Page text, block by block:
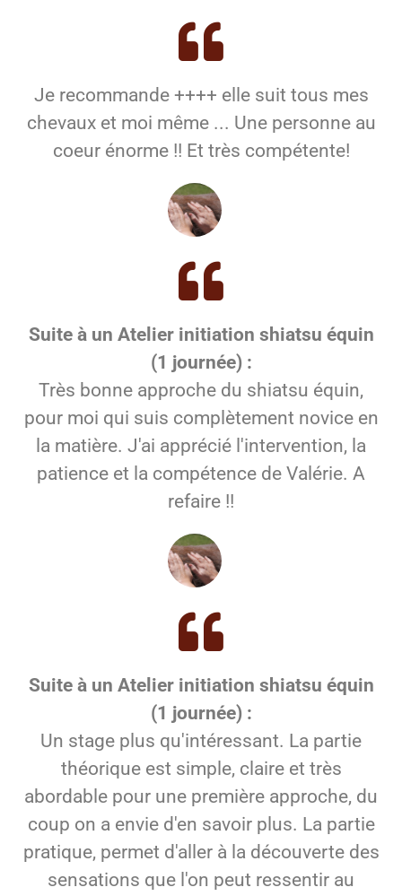
Je recommande ++++ elle suit tous mes
chevaux et moi même ... Une personne au
coeur énorme !! Et très compétente!
Suite à un Atelier initiation shiatsu équin
(1 journée) :
Très bonne approche du shiatsu équin,
pour moi qui suis complètement novice en
la matière. J'ai apprécié l'intervention, la
patience et la compétence de Valérie. A
refaire !!
Suite à un Atelier initiation shiatsu équin
(1 journée) :
Un stage plus qu'intéressant. La partie
théorique est simple, claire et très
abordable pour une première approche, du
coup on a envie d'en savoir plus. La partie
pratique, permet d'aller à la découverte des
sensations que l'on peut ressentir au